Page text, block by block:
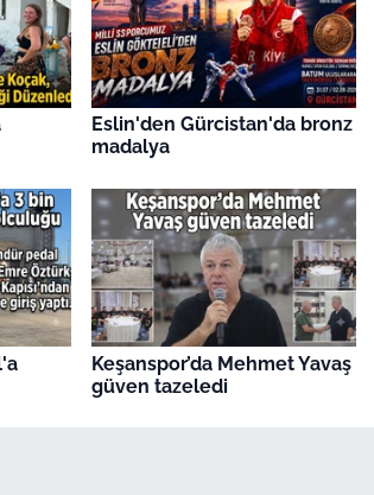
Eslin'den Gürcistan'da bronz
madalya
Keşanspor’da Mehmet Yavaş
güven tazeledi